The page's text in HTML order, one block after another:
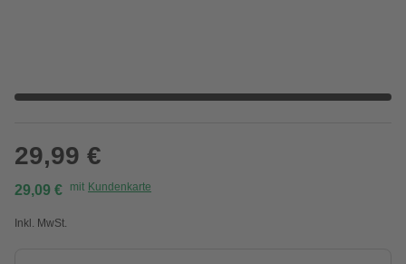
29,99 €
29,09 € mit Kundenkarte
Inkl. MwSt.